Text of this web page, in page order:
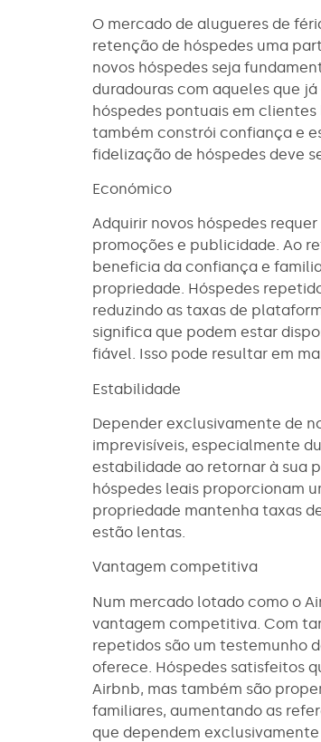
O mercado de alugueres de
retenção de hóspedes uma
novos hóspedes seja
duradouras com aqueles que
hóspedes pontuais em
também constrói confiança e
fidelização de hóspedes deve
Económico
Adquirir novos hóspedes
promoções e publicidade. Ao
beneficia da confiança e
propriedade. Hóspedes
reduzindo as taxas de
significa que podem estar
fiável. Isso pode resultar em
Estabilidade
Depender exclusivamente de
imprevisíveis, especialmente
estabilidade ao retornar à sua
hóspedes leais proporcionam
propriedade mantenha taxas
estão lentas.
Vantagem competitiva
Num mercado lotado como o
vantagem competitiva. Com
repetidos são um testemunho
oferece. Hóspedes satisfeitos
Airbnb, mas também são
familiares, aumentando as
que dependem